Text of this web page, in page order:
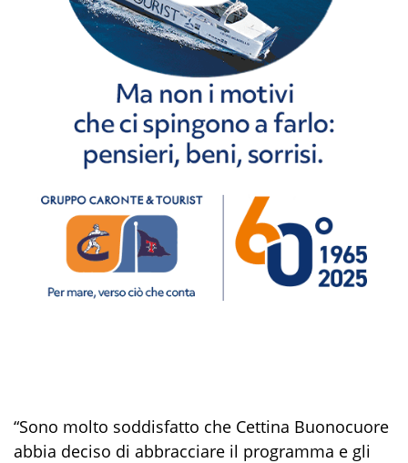
“Sono molto soddisfatto che Cettina Buonocuore
abbia deciso di abbracciare il programma e gli